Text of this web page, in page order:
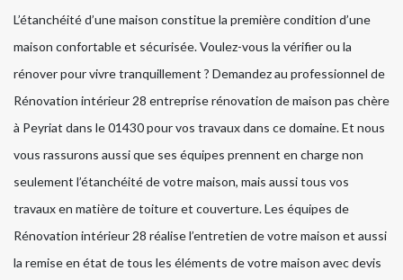
L’étanchéité d’une maison constitue la première condition d’une
maison confortable et sécurisée. Voulez-vous la vérifier ou la
rénover pour vivre tranquillement ? Demandez au professionnel de
Rénovation intérieur 28 entreprise rénovation de maison pas chère
à Peyriat dans le 01430 pour vos travaux dans ce domaine. Et nous
vous rassurons aussi que ses équipes prennent en charge non
seulement l’étanchéité de votre maison, mais aussi tous vos
travaux en matière de toiture et couverture. Les équipes de
Rénovation intérieur 28 réalise l’entretien de votre maison et aussi
la remise en état de tous les éléments de votre maison avec devis